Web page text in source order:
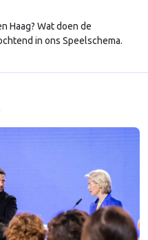
Haag? Wat doen de
in ons Speelschema.